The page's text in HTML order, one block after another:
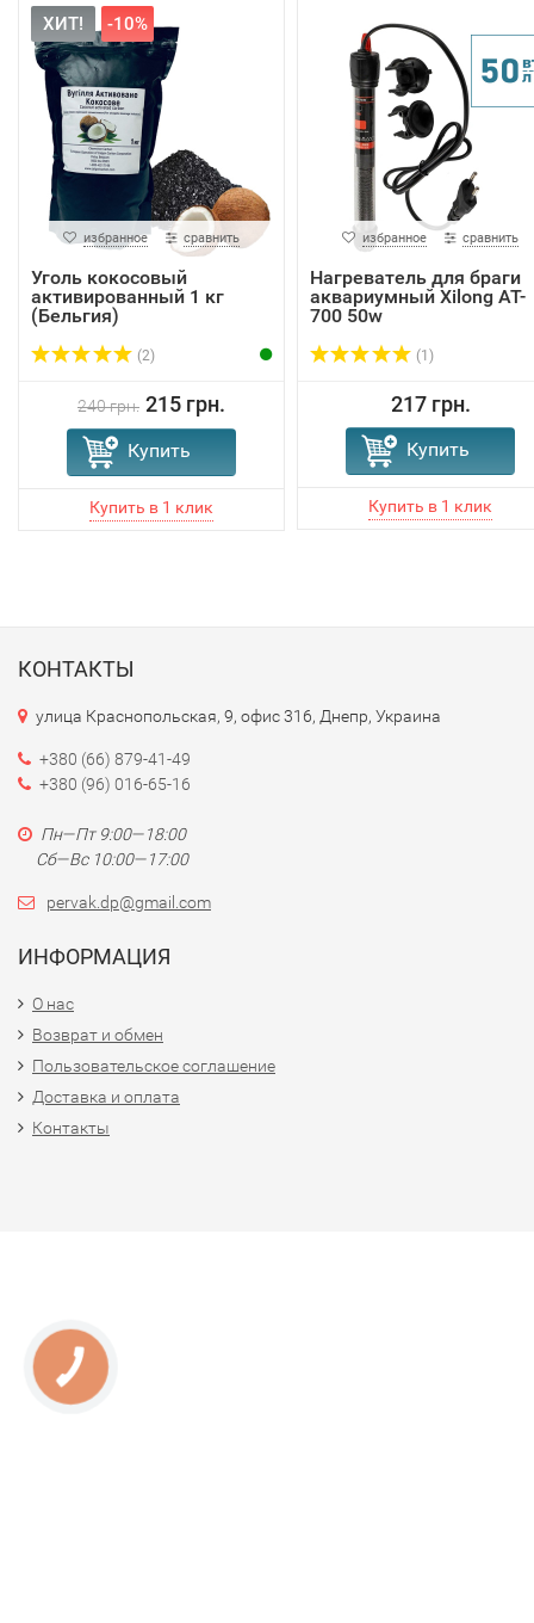
ХИТ! -10%
избранное сравнить
Уголь кокосовый
активированный 1 кг
(Бельгия)
(2)
240 грн. 215 грн.
Купить
избранное сравнить
Нагреватель для браги
аквариумный Xilong AT-
700 50w
(1)
217 грн.
Купить
КОНТАКТЫ
улица Краснопольская, 9, офис 316, Днепр, Украина
+380 (66) 879-41-49
+380 (96) 016-65-16
Пн—Пт 9:00—18:00
Сб—Вс 10:00—17:00
pervak.dp@gmail.com
ИНФОРМАЦИЯ
О нас
Возврат и обмен
Пользовательское соглашение
Доставка и оплата
Контакты